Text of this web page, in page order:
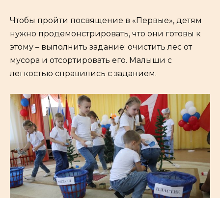
Чтобы пройти посвящение в «Первые», детям
нужно продемонстрировать, что они готовы к
этому – выполнить задание: очистить лес от
мусора и отсортировать его. Малыши с
легкостью справились с заданием.